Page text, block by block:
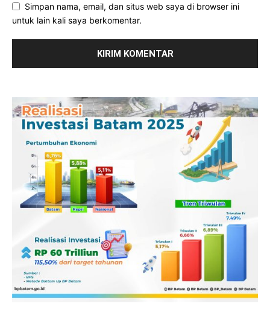
Simpan nama, email, dan situs web saya di browser ini
untuk lain kali saya berkomentar.